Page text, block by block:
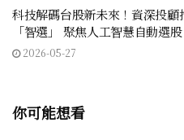
科技解碼台股新未來！資深投顧
「智選」 聚焦人工智慧自動選股
2026-05-27
你可能想看